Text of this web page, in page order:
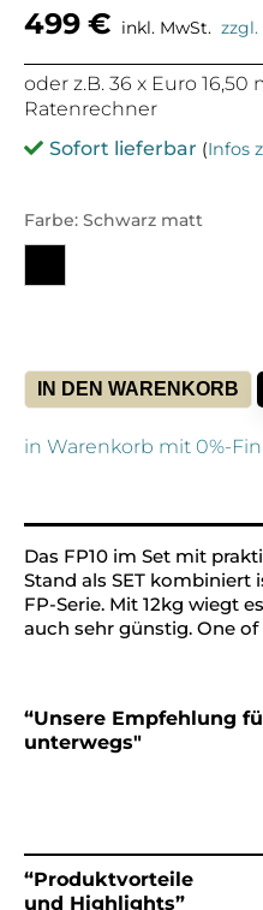
Preis
war:
594€
499 €
Preis
ist:
499€.
inkl. MwSt. zzgl.
oder z.B. 36 x Euro
Ratenrechner
Sofort lieferbar (Infos
Farbe: Schwarz matt
IN DEN WARENKORB
in Warenkorb mit 0%-
Das FP10 im Set mit
Stand als SET kombiniert
FP-Serie. Mit 12kg wiegt
auch sehr günstig. One
“Unsere Empfehlung
unterwegs"
“Produktvorteile
und Highlights”